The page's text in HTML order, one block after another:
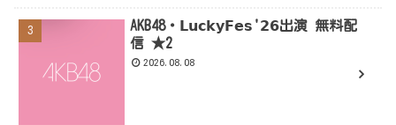
AKB48・𝗟𝘂𝗰𝗸𝘆𝗙𝗲𝘀'𝟮𝟲出演 無料配
信 ★2
2026.08.08